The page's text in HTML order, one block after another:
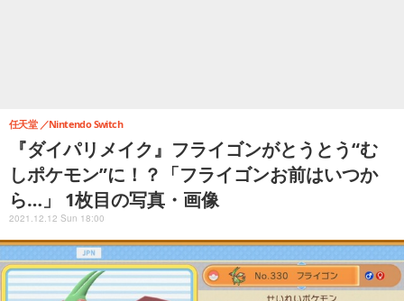
『ダイパリメイク』フライゴンがとうとう“む
しポケモン”に！？「フライゴンお前はいつか
ら…」 1枚目の写真・画像
任天堂 Nintendo Switch
2021.12.12 Sun 18:00